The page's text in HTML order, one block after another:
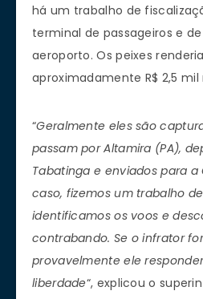
há um trabalho de
terminal de passageiros e
aeroporto. Os peixes
aproximadamente R$ 2,5 mil
“Geralmente eles são
passam por Altamira (PA),
Tabatinga e enviados para a
caso, fizemos um trabalho
identificamos os voos e
contrabando. Se o infrator
provavelmente ele
liberdade“, explicou o